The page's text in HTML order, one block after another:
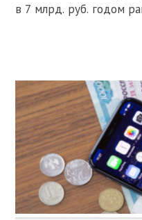
в 7 млрд. руб. годом